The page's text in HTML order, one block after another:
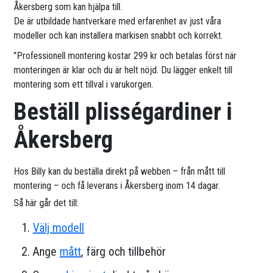
Åkersberg som kan hjälpa till.
De är utbildade hantverkare med erfarenhet av just våra
modeller och kan installera markisen snabbt och korrekt.
”Professionell montering kostar 299 kr och betalas först när
monteringen är klar och du är helt nöjd. Du lägger enkelt till
montering som ett tillval i varukorgen.
Beställ plisségardiner i
Åkersberg
Hos Billy kan du beställa direkt på webben – från mått till
montering – och få leverans i Åkersberg inom 14 dagar.
Så här går det till:
Välj modell
Ange mått, färg och tillbehör